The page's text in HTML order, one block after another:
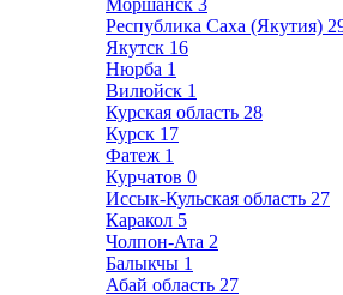
Моршанск 3
Республика Саха (Якутия)
Якутск 16
Нюрба 1
Вилюйск 1
Курская область 28
Курск 17
Фатеж 1
Курчатов 0
Иссык-Кульская область 27
Каракол 5
Чолпон-Ата 2
Балыкчы 1
Абай область 27